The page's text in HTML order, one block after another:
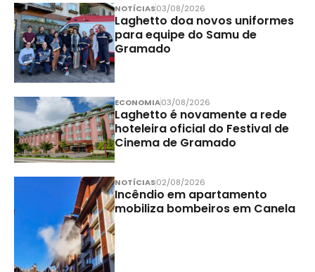
NOTÍCIAS03/08/2026
Laghetto doa novos uniformes
para equipe do Samu de
Gramado
ECONOMIA03/08/2026
Laghetto é novamente a rede
hoteleira oficial do Festival de
Cinema de Gramado
NOTÍCIAS02/08/2026
Incêndio em apartamento
mobiliza bombeiros em Canela